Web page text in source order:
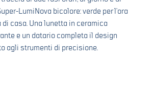
LumiNova bicolore: verde per l’ora
di casa. Una lunetta in ceramica
e un datario completa il design
agli strumenti di precisione.